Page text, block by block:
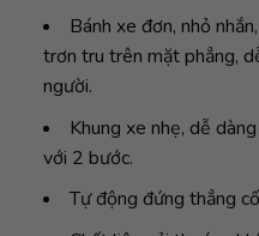
Bánh xe đơn, nhỏ
trơn tru trên mặt phẳng,
người.
Khung xe nhẹ, dễ
với 2 bước.
Tự động đứng thẳng